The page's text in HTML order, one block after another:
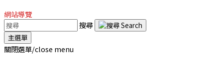
網站導覽
搜尋
主選單
關閉選單/close menu